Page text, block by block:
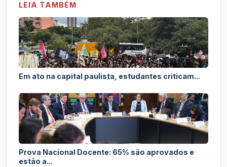
LEIA TAMBÉM
Em ato na capital paulista, estudantes criticam...
Prova Nacional Docente: 65% são aprovados e
estão a...